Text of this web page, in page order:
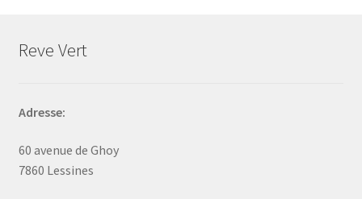
Reve Vert
Adresse:
60 avenue de Ghoy
7860 Lessines